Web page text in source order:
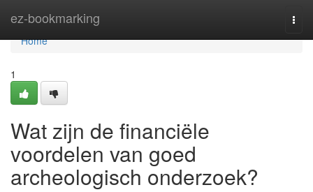
ez-bookmarking
Home
Home
1
Wat zijn de financiële
voordelen van goed
archeologisch onderzoek?